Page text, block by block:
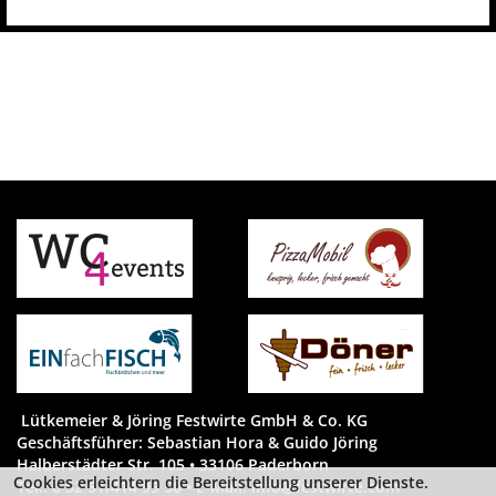
Lütkemeier & Jöring Festwirte GmbH & Co. KG
Geschäftsführer: Sebastian Hora & Guido Jöring
Halberstädter Str. 105 • 33106 Paderborn
Tel.: 0 52 51/414 99 50 • E-Mail:info@festwirte.com
Cookies erleichtern die Bereitstellung unserer Dienste.